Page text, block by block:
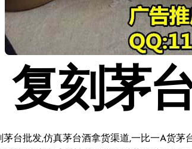
复刻茅
台批发,仿真茅台酒拿货渠道,一比一A货